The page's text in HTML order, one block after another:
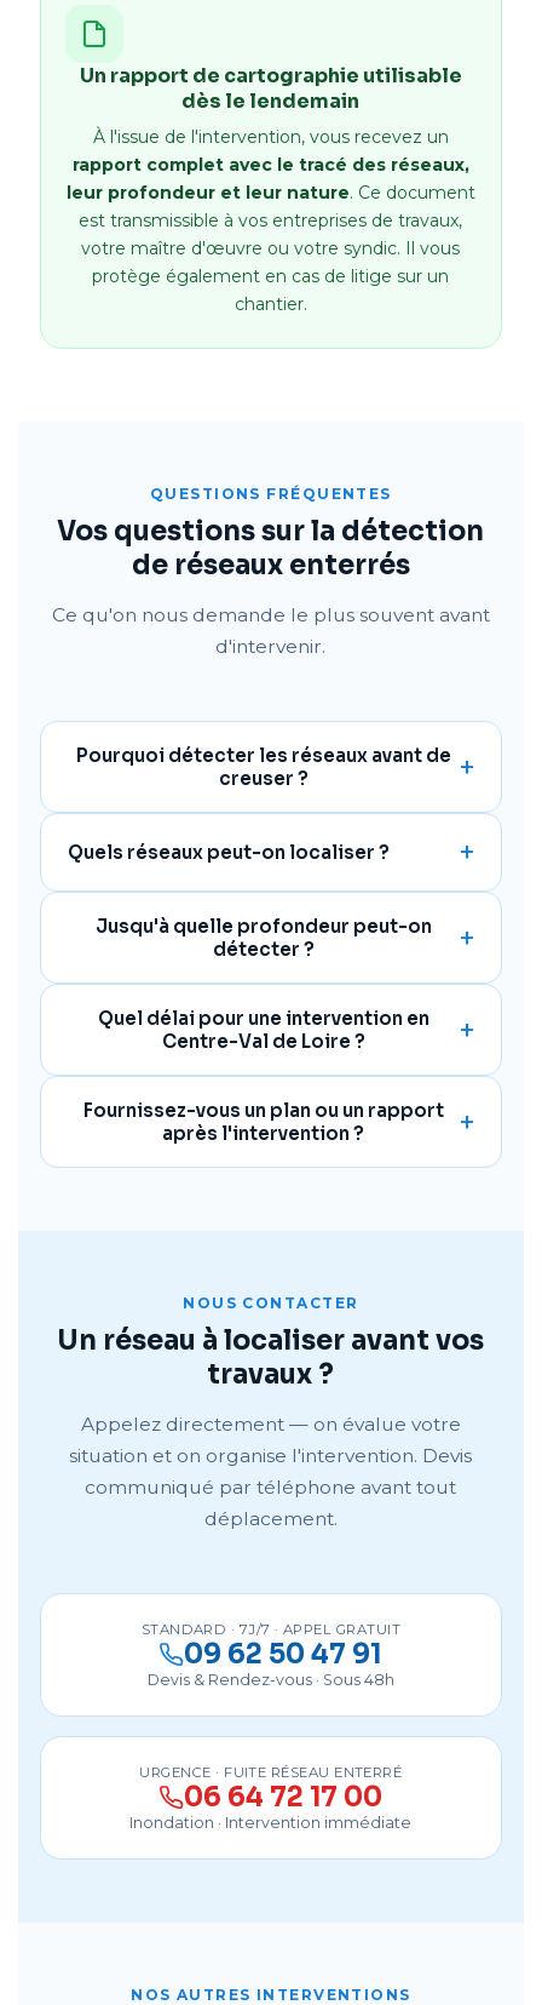
Un rapport de cartographie utilisable
dès le lendemain
À l'issue de l'intervention, vous recevez un
rapport complet avec le tracé des réseaux,
leur profondeur et leur nature. Ce document
est transmissible à vos entreprises de travaux,
votre maître d'œuvre ou votre syndic. Il vous
protège également en cas de litige sur un
chantier.
QUESTIONS FRÉQUENTES
Vos questions sur la détection
de réseaux enterrés
Ce qu'on nous demande le plus souvent avant
d'intervenir.
Pourquoi détecter les réseaux avant de
creuser ?
Quels réseaux peut-on localiser ?
Jusqu'à quelle profondeur peut-on
détecter ?
Quel délai pour une intervention en
Centre-Val de Loire ?
Fournissez-vous un plan ou un rapport
après l'intervention ?
NOUS CONTACTER
Un réseau à localiser avant vos
travaux ?
Appelez directement — on évalue votre
situation et on organise l'intervention. Devis
communiqué par téléphone avant tout
déplacement.
STANDARD · 7J/7 · APPEL GRATUIT
09 62 50 47 91
Devis & Rendez-vous · Sous 48h
URGENCE · FUITE RÉSEAU ENTERRÉ
06 64 72 17 00
Inondation · Intervention immédiate
NOS AUTRES INTERVENTIONS